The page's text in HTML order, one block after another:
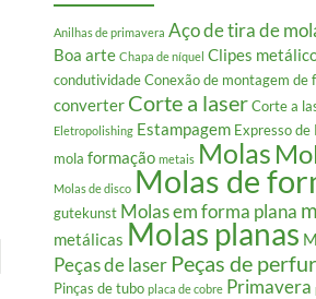
Anilhas de primavera Aço de tira de
Boa arte Chapa de níquel Clipes
condutividadeConexão de montagem de
converter Corte a laserCorte a
Eletropolishing Estampagem Expresso de
mola formação metais Molas
Molas de disco Molas de
gutekunst Molas em forma plana
metálicas Molas planas
Peças de laser Peças de
Pinças de tubo placa de cobre Primavera